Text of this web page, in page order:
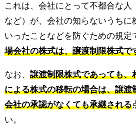
これは、会社にとって不都合な人
など）が、会社の知らないうちに
いったことなどを防ぐための規定
場会社の株式は、譲渡制限株式で
なお、 譲渡制限株式であっても、
による株式の移転の場合は、譲渡
会社の承認がなくても承継される
い。